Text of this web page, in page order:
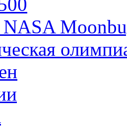
NASA